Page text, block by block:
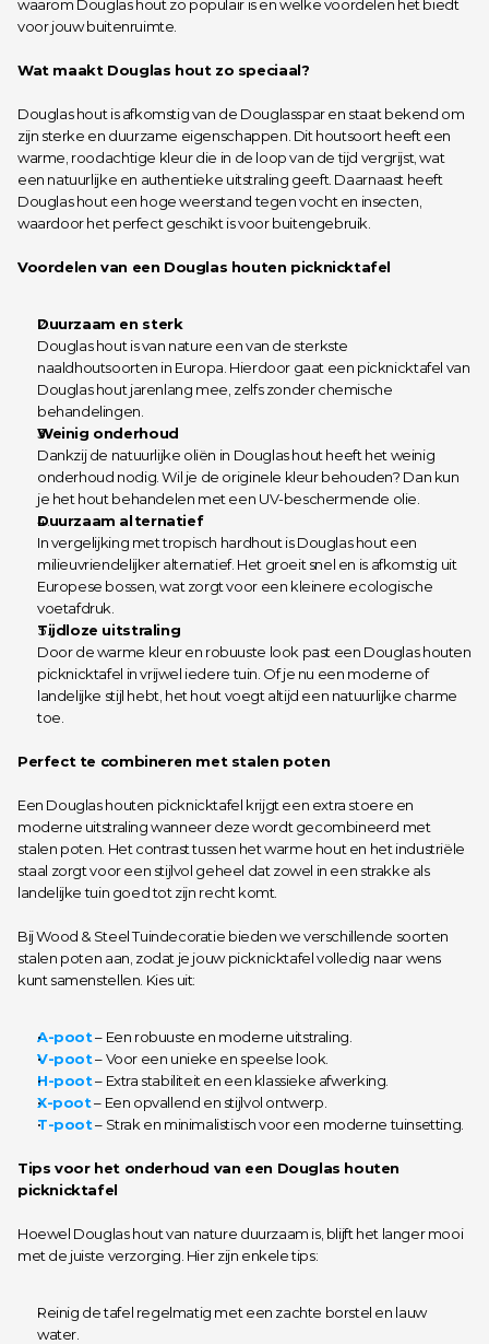
waarom Douglas hout zo populair is en welke voordelen het biedt
voor jouw buitenruimte.
Wat maakt Douglas hout zo speciaal?
Douglas hout is afkomstig van de Douglasspar en staat bekend om
zijn sterke en duurzame eigenschappen. Dit houtsoort heeft een
warme, roodachtige kleur die in de loop van de tijd vergrijst, wat
een natuurlijke en authentieke uitstraling geeft. Daarnaast heeft
Douglas hout een hoge weerstand tegen vocht en insecten,
waardoor het perfect geschikt is voor buitengebruik.
Voordelen van een Douglas houten picknicktafel
Duurzaam en sterk
Douglas hout is van nature een van de sterkste
naaldhoutsoorten in Europa. Hierdoor gaat een picknicktafel van
Douglas hout jarenlang mee, zelfs zonder chemische
behandelingen.
Weinig onderhoud
Dankzij de natuurlijke oliën in Douglas hout heeft het weinig
onderhoud nodig. Wil je de originele kleur behouden? Dan kun
je het hout behandelen met een UV-beschermende olie.
Duurzaam alternatief
In vergelijking met tropisch hardhout is Douglas hout een
milieuvriendelijker alternatief. Het groeit snel en is afkomstig uit
Europese bossen, wat zorgt voor een kleinere ecologische
voetafdruk.
Tijdloze uitstraling
Door de warme kleur en robuuste look past een Douglas houten
picknicktafel in vrijwel iedere tuin. Of je nu een moderne of
landelijke stijl hebt, het hout voegt altijd een natuurlijke charme
toe.
Perfect te combineren met stalen poten
Een Douglas houten picknicktafel krijgt een extra stoere en
moderne uitstraling wanneer deze wordt gecombineerd met
stalen poten. Het contrast tussen het warme hout en het industriële
staal zorgt voor een stijlvol geheel dat zowel in een strakke als
landelijke tuin goed tot zijn recht komt.
Bij Wood & Steel Tuindecoratie bieden we verschillende soorten
stalen poten aan, zodat je jouw picknicktafel volledig naar wens
kunt samenstellen. Kies uit:
A-poot – Een robuuste en moderne uitstraling.
V-poot – Voor een unieke en speelse look.
H-poot – Extra stabiliteit en een klassieke afwerking.
X-poot – Een opvallend en stijlvol ontwerp.
T-poot – Strak en minimalistisch voor een moderne tuinsetting.
Tips voor het onderhoud van een Douglas houten
picknicktafel
Hoewel Douglas hout van nature duurzaam is, blijft het langer mooi
met de juiste verzorging. Hier zijn enkele tips:
Reinig de tafel regelmatig met een zachte borstel en lauw
water.